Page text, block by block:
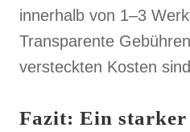
innerhalb von 1–3
Transparente
versteckten Kosten
Fazit: Ein